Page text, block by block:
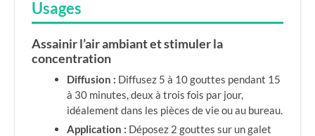
Usages
Assainir l’air ambiant et stimuler la
concentration
Diffusion : Diffusez 5 à 10 gouttes pendant 15
à 30 minutes, deux à trois fois par jour,
idéalement dans les pièces de vie ou au bureau.
Application : Déposez 2 gouttes sur un galet